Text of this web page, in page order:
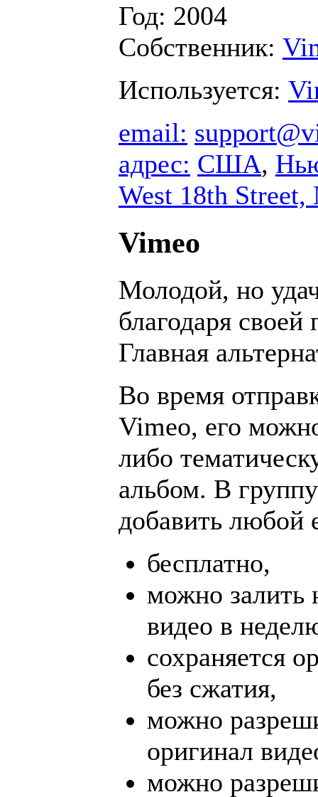
Год: 2004
Собственник:
Используется:
email:
адрес: США,
West 18th Street,
Vimeo
Молодой, но
благодаря своей
Главная
Во время
Vimeo, его
либо
альбом. В
добавить любой
бесплатно,
можно залить
видео в
сохраняется
без сжатия,
можно
оригинал
можно